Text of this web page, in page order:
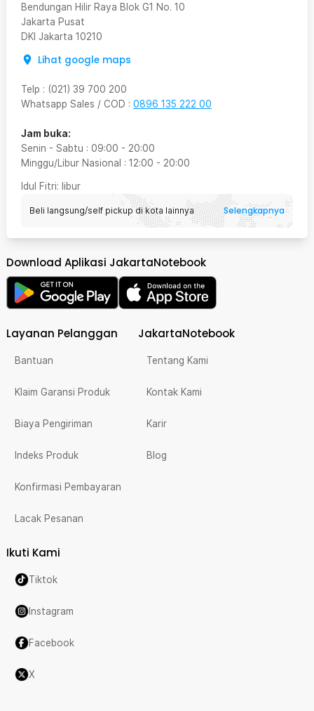
Bendungan Hilir Raya Blok G1 No. 10
Jakarta Pusat
DKI Jakarta 10210
Lihat google maps
Telp : (021) 39 700 200
Whatsapp Sales / COD : 0896 135 222 00
Jam buka:
Senin - Sabtu : 09:00 - 20:00
Minggu/Libur Nasional : 12:00 - 20:00
Idul Fitri: libur
Beli langsung/self pickup di kota lainnya Selengkapnya
Download Aplikasi JakartaNotebook
Layanan Pelanggan
Bantuan
Klaim Garansi Produk
Biaya Pengiriman
Indeks Produk
Konfirmasi Pembayaran
Lacak Pesanan
JakartaNotebook
Tentang Kami
Kontak Kami
Karir
Blog
Ikuti Kami
Tiktok
Instagram
Facebook
X